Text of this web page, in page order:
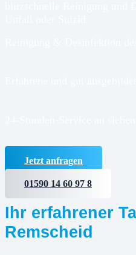
Jetzt anfragen
01590 14 60 97 8
Ihr erfahrener
Remscheid